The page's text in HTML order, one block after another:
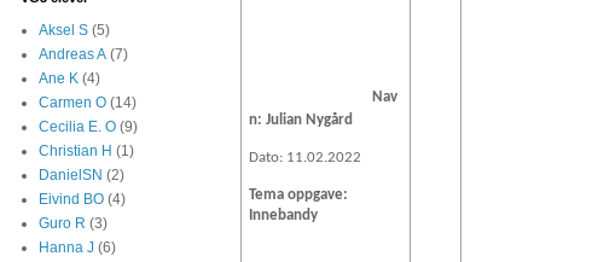
Nav
n: Julian Nygård
Dato: 11.02.2022
Tema oppgave:
Innebandy
Aksel S (5)
Andreas A (7)
Ane K (4)
Carmen O (14)
Cecilia E. O (9)
Christian H (1)
DanielSN (2)
Eivind BO (4)
Guro R (3)
Hanna J (6)